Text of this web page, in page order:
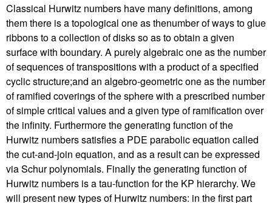
Classical Hurwitz numbers have many definitions, among
them there is a topological one as thenumber of ways to glue
ribbons to a collection of disks so as to obtain a given
surface with boundary. A purely algebraic one as the number
of sequences of transpositions with a product of a specified
cyclic structure;and an algebro-geometric one as the number
of ramified coverings of the sphere with a prescribed number
of simple critical values and a given type of ramification over
the infinity. Furthermore the generating function of the
Hurwitz numbers satisfies a PDE parabolic equation called
the cut-and-join equation, and as a result can be expressed
via Schur polynomials. Finally the generating function of
Hurwitz numbers is a tau-function for the KP hierarchy. We
will present new types of Hurwitz numbers: in the first part